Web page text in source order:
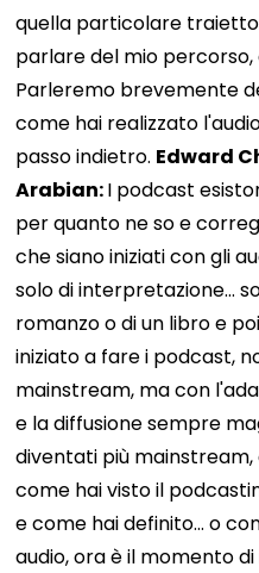
quella particolare
parlare del mio percorso,
Parleremo brevemente
come hai realizzato
passo indietro. Edward
Arabian:I podcast
per quanto ne so e
che siano iniziati con gli
solo di interpretazione...
romanzo o di un libro e
iniziato a fare i podcast,
mainstream, ma con
e la diffusione sempre
diventati più
come hai visto il
e come hai definito... o
audio, ora è il momento